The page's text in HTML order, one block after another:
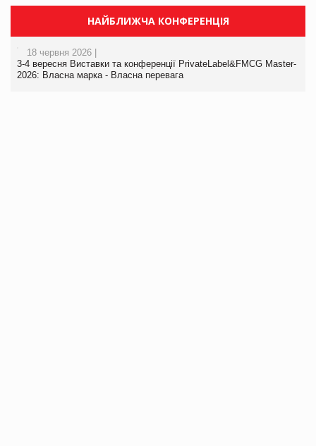
НАЙБЛИЖЧА КОНФЕРЕНЦІЯ
18 червня 2026 |
3-4 вересня Виставки та конференції PrivateLabel&FMCG Master-
2026: Власна марка - Власна перевага